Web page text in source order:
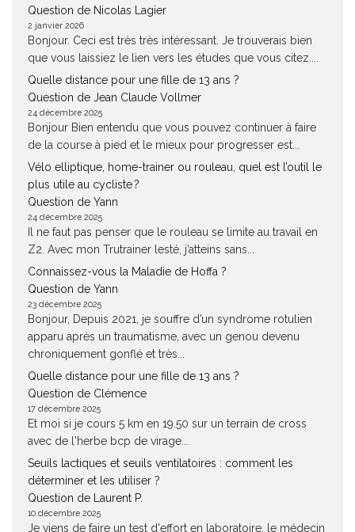
Question de Nicolas Lagier
2 janvier 2026
Bonjour. Ceci est très très intéressant. Je trouverais bien
que vous laissiez le lien vers les études que vous citez....
Quelle distance pour une fille de 13 ans ?
Question de Jean Claude Vollmer
24 décembre 2025
Bonjour Bien entendu que vous pouvez continuer à faire
de la course à pied et le mieux pour progresser est...
Vélo elliptique, home-trainer ou rouleau, quel est l’outil le
plus utile au cycliste ?
Question de Yann
24 décembre 2025
Il ne faut pas penser que le rouleau se limite au travail en
Z2. Avec mon Trutrainer lesté, j’atteins sans...
Connaissez-vous la Maladie de Hoffa ?
Question de Yann
23 décembre 2025
Bonjour, Depuis 2021, je souffre d’un syndrome rotulien
apparu après un traumatisme, avec un genou devenu
chroniquement gonflé et très...
Quelle distance pour une fille de 13 ans ?
Question de Clémence
17 décembre 2025
Et moi si je cours 5 km en 19.50 sur un terrain de cross
avec de l'herbe bcp de virage...
Seuils lactiques et seuils ventilatoires : comment les
déterminer et les utiliser ?
Question de Laurent P.
10 décembre 2025
Je viens de faire un test d'effort en laboratoire, le médecin